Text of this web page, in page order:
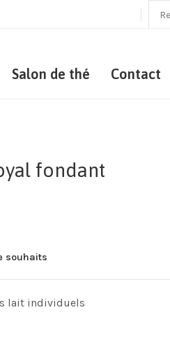
Salon de thé Contact
fondant
souhaits
lait individuels